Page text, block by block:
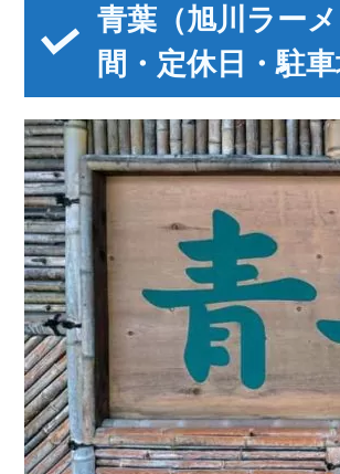
青葉（旭川ラー
間・定休日・駐